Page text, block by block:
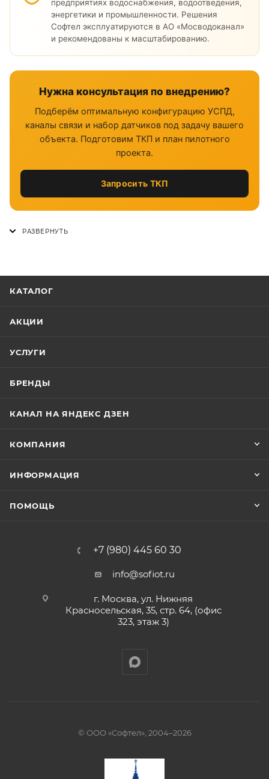
предприятиях водоснабжения, водоотведения,
энергетики и промышленности. Решения
Софтел эксплуатируются в АО «Мосводоканал»
и рекомендованы к масштабированию.
Нужна консультация по внедрению?
Подберём оптимальную конфигурацию УСПД,
каналы связи и набор датчиков под задачу вашего
объекта. Подготовим ТКП и план пилотного
проекта.
Запросить ТКП
КАТАЛОГ
АКЦИИ
УСЛУГИ
БРЕНДЫ
КАНАЛ НА ЯНДЕКС ДЗЕН
КОМПАНИЯ
ИНФОРМАЦИЯ
ПОМОЩЬ
+7 (980) 445 60 30
info@sofiot.ru
г. Москва, ул. Нижняя
Красносельская, 35, стр. 64, (офис
323, этаж 3)
© ООО «Софтел», 2004–2026